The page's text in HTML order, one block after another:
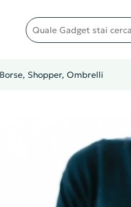
Quale gadget stai cercando?
Borse, Shopper, Ombrelli